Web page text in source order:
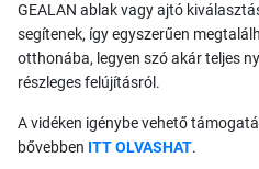
GEALAN ablak vagy ajtó
segítenek, így egyszerűen
otthonába, legyen szó akár teljes
részleges felújításról.
A vidéken igénybe vehető
bővebben ITT OLVASHAT.